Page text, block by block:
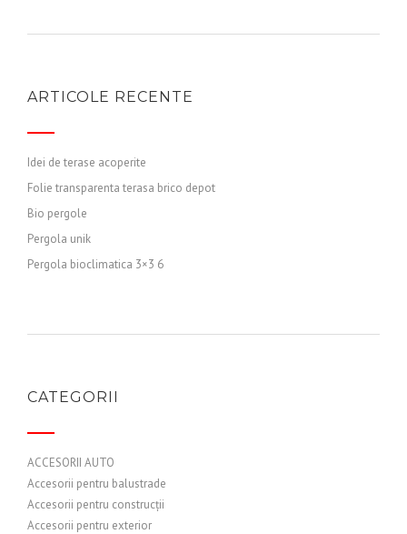
ARTICOLE RECENTE
Idei de terase acoperite
Folie transparenta terasa brico depot
Bio pergole
Pergola unik
Pergola bioclimatica 3×3 6
CATEGORII
ACCESORII AUTO
Accesorii pentru balustrade
Accesorii pentru construcții
Accesorii pentru exterior